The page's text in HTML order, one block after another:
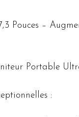
Pouces –
Portable
: